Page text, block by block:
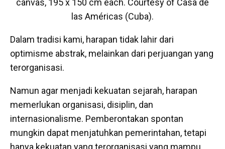
canvas, 195 x 150 cm each. Courtesy of Casa de
las Américas (Cuba).
Dalam tradisi kami, harapan tidak lahir dari
optimisme abstrak, melainkan dari perjuangan yang
terorganisasi.
Namun agar menjadi kekuatan sejarah, harapan
memerlukan organisasi, disiplin, dan
internasionalisme. Pemberontakan spontan
mungkin dapat menjatuhkan pemerintahan, tetapi
hanya kekuatan yang terorganisasi yang mampu